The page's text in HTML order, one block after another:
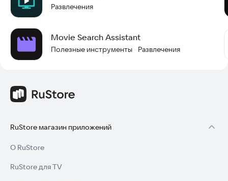
Развлечения
Movie Search Assistant
Полезные инструменты · Развлечения
RuStore магазин приложений
О RuStore
RuStore для TV